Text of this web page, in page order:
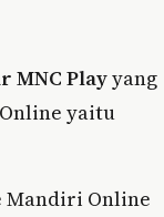
MNC Playyang
yaitu
Mandiri Online